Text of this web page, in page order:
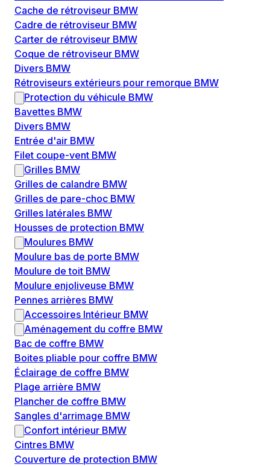
Cache de rétroviseur BMW
Cadre de rétroviseur BMW
Carter de rétroviseur BMW
Coque de rétroviseur BMW
Divers BMW
Rétroviseurs extérieurs pour remorque BMW
Protection du véhicule BMW
Bavettes BMW
Divers BMW
Entrée d'air BMW
Filet coupe-vent BMW
Grilles BMW
Grilles de calandre BMW
Grilles de pare-choc BMW
Grilles latérales BMW
Housses de protection BMW
Moulures BMW
Moulure bas de porte BMW
Moulure de toit BMW
Moulure enjoliveuse BMW
Pennes arrières BMW
Accessoires Intérieur BMW
Aménagement du coffre BMW
Bac de coffre BMW
Boites pliable pour coffre BMW
Éclairage de coffre BMW
Plage arrière BMW
Plancher de coffre BMW
Sangles d'arrimage BMW
Confort intérieur BMW
Cintres BMW
Couverture de protection BMW